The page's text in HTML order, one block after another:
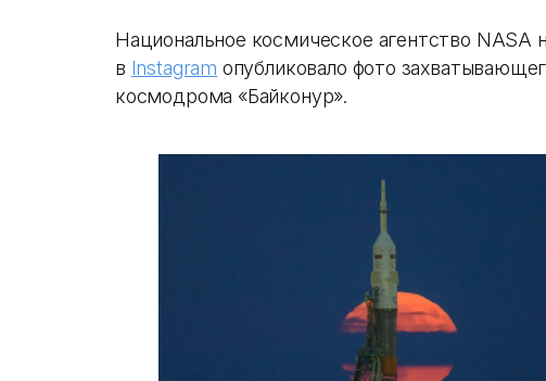
Национальное космическое агентство NASA
в Instagram опубликовало фото
космодрома «Байконур».